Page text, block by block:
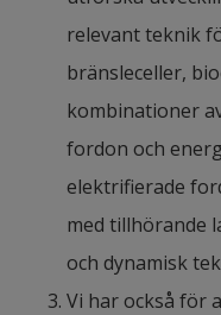
might be the
of electric vehicles.
of main battery
manganese,
(lithium nickel
battery, the
between LFP and
New battery
relevant teknik
bränsleceller,
kombinationer
fordon och
elektrifierade
med tillhörande
och dynamisk
Vi har också för